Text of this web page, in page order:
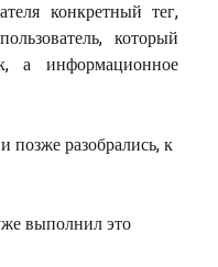
конкретный тег,
который
а информационное
разобрались, к
выполнил это